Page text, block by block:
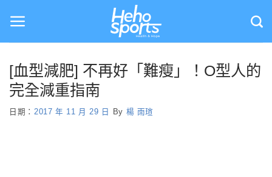
content
[血型減肥] 不再好「難瘦」！O型人的
完全減重指南
日期： 2017 年 11 月 29 日 By 楊 雨瑄